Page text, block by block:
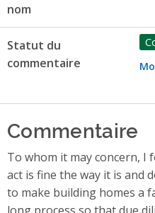
nom
Statut du
commentaire
Commentaire
To whom it may concern, I
act is fine the way it is and
to make building homes a